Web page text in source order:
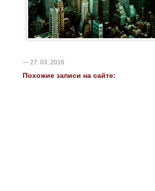
— 27. 03. 2016
Похожие записи на сайте: